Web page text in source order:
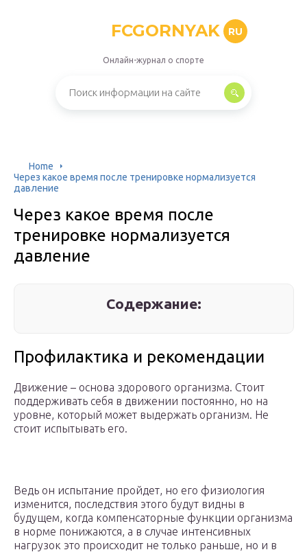
FCGORNYAK RU
Онлайн-журнал о спорте
Home
Через какое время после тренировке нормализуется
давление
Через какое время после
тренировке нормализуется
давление
Содержание:
Профилактика и рекомендации
Движение – основа здорового организма. Стоит
поддерживать себя в движении постоянно, но на
уровне, который может выдержать организм. Не
стоит испытывать его.
Ведь он испытание пройдет, но его физиология
изменится, последствия этого будут видны в
будущем, когда компенсаторные функции организма
в норме понижаются, а в случае интенсивных
нагрузок это происходит не только раньше, но и в